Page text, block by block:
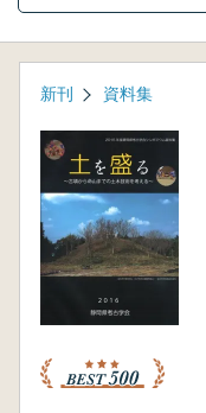
新刊 資料集